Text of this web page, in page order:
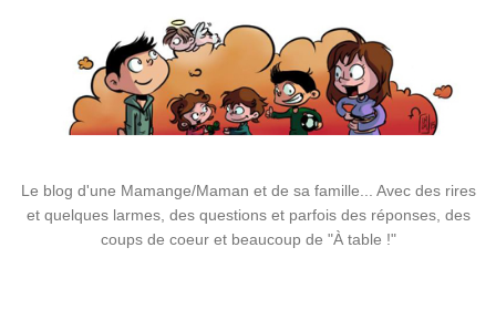
Le blog d'une Mamange/Maman et de sa famille... Avec des rires
et quelques larmes, des questions et parfois des réponses, des
coups de coeur et beaucoup de "À table !"